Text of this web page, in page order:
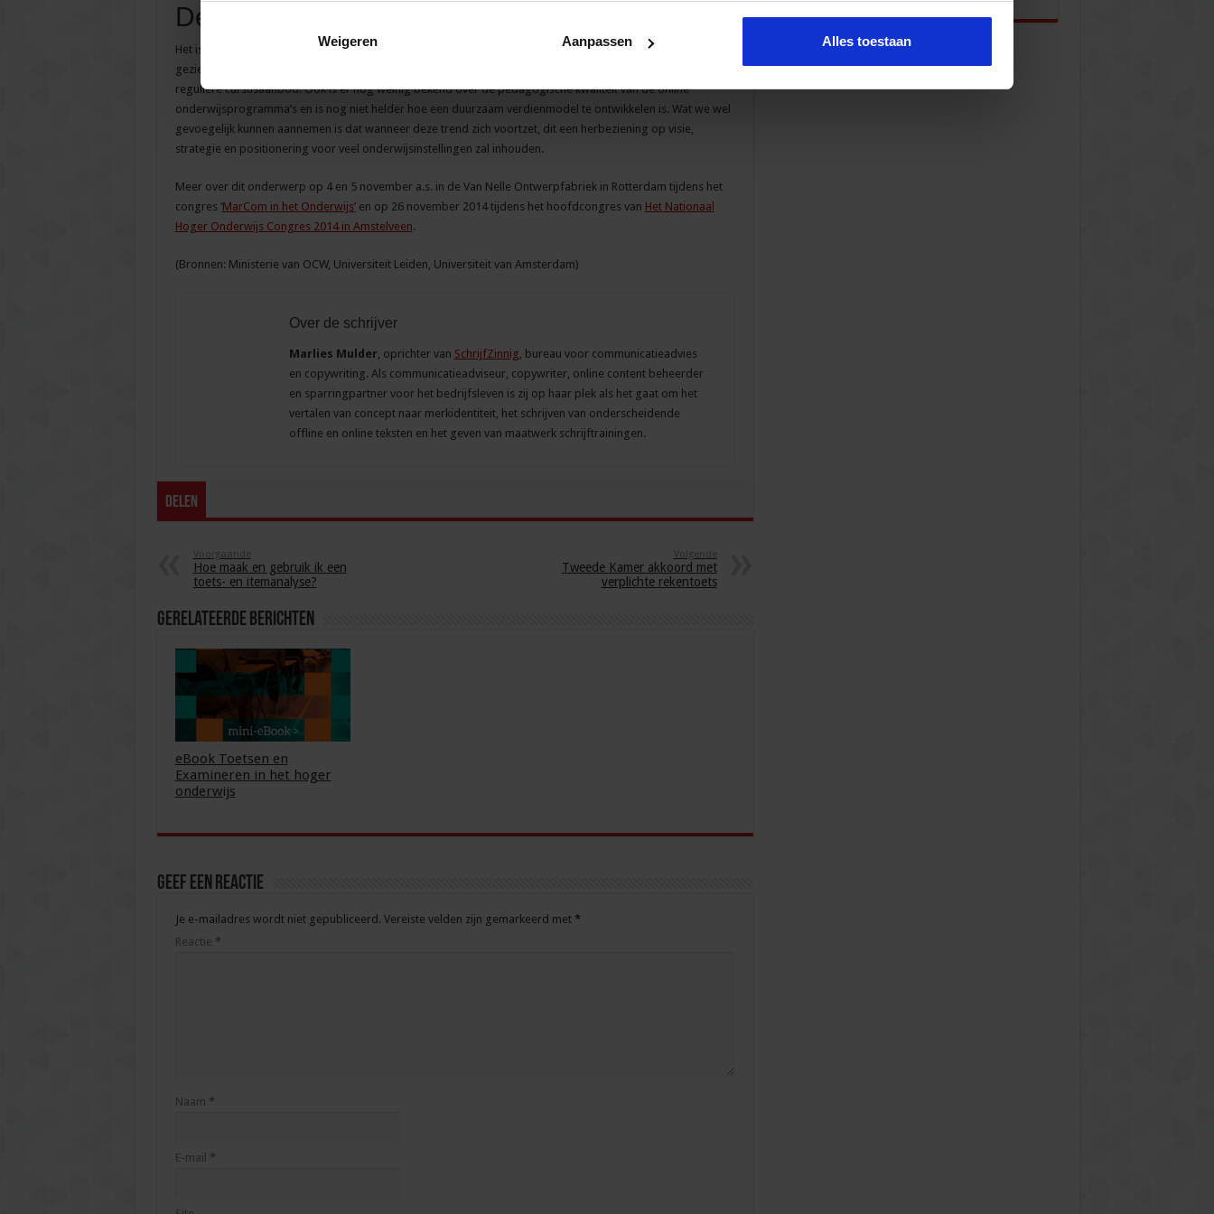
Weigeren Aanpassen Alles toestaan
De impact.
Het is niet eenvoudig de impact op het hoger onderwijsstelsel te beoordelen. Enerzijds worden MOOC’s
gezien als een innovatie en anderzijds is het MOOC-aanbod nog te beperkt als je het vergelijkt met het
reguliere cursusaanbod. Ook is er nog weinig bekend over de pedagogische kwaliteit van de online
onderwijsprogramma’s en is nog niet helder hoe een duurzaam verdienmodel te ontwikkelen is. Wat we wel
gevoegelijk kunnen aannemen is dat wanneer deze trend zich voortzet, dit een herbeziening op visie,
strategie en positionering voor veel onderwijsinstellingen zal inhouden.
Meer over dit onderwerp op 4 en 5 november a.s. in de Van Nelle Ontwerpfabriek in Rotterdam tijdens het
congres ‘MarCom in het Onderwijs’en op 26 november 2014 tijdens het hoofdcongres van Het Nationaal
Hoger Onderwijs Congres 2014 in Amstelveen.
(Bronnen: Ministerie van OCW, Universiteit Leiden, Universiteit van Amsterdam)
Over de schrijver
Marlies Mulder, oprichter van SchrijfZinnig, bureau voor communicatieadvies
en copywriting. Als communicatieadviseur, copywriter, online content beheerder
en sparringpartner voor het bedrijfsleven is zij op haar plek als het gaat om het
vertalen van concept naar merkidentiteit, het schrijven van onderscheidende
offline en online teksten en het geven van maatwerk schrijftrainingen.
Delen
Voorgaande
Hoe maak en gebruik ik een
toets- en itemanalyse?
Volgende
Tweede Kamer akkoord met
verplichte rekentoets
Gerelateerde Berichten
eBook Toetsen en
Examineren in het hoger
onderwijs
Geef een reactie
Je e-mailadres wordt niet gepubliceerd. Vereiste velden zijn gemarkeerd met *
Reactie *
Naam *
E-mail *